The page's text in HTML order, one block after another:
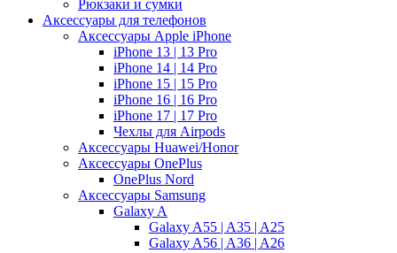
Рюкзаки и сумки
Аксессуары для телефонов
Аксессуары Apple iPhone
iPhone 13 | 13 Pro
iPhone 14 | 14 Pro
iPhone 15 | 15 Pro
iPhone 16 | 16 Pro
iPhone 17 | 17 Pro
Чехлы для Airpods
Аксессуары Huawei/Honor
Аксессуары OnePlus
OnePlus Nord
Аксессуары Samsung
Galaxy A
Galaxy A55 | A35 | A25
Galaxy A56 | A36 | A26